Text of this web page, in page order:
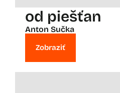
od piešťan
Anton Sučka
Zobraziť